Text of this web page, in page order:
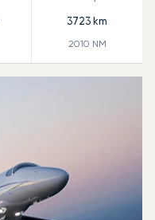
3723 km
2010 NM